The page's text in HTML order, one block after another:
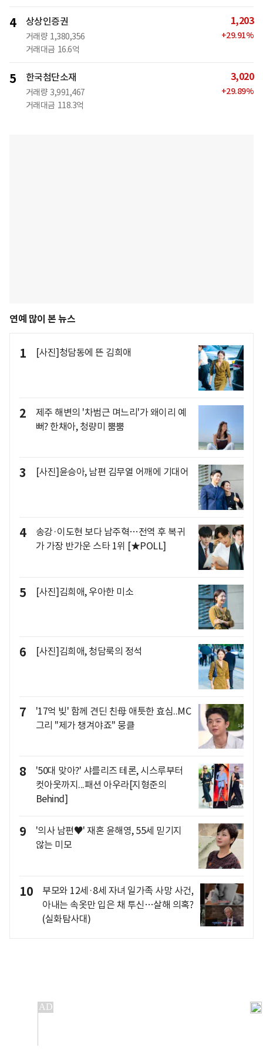
4 상상인증권
거래량 1,380,356
거래대금 16.6억
1,203
+29.91%
5 한국첨단소재
거래량 3,991,467
거래대금 118.3억
3,020
+29.89%
연예 많이 본 뉴스
1 [사진]청담동에 뜬 김희애
2
제주 해변의 '차범근 며느리'가 왜이리 예
뻐? 한채아, 청량미 뿜뿜
3 [사진]윤승아, 남편 김무열 어깨에 기대어
4
송강·이도현 보다 남주혁…전역 후 복귀
가 가장 반가운 스타 1위 [★POLL]
5 [사진]김희애, 우아한 미소
6 [사진]김희애, 청담룩의 정석
7
'17억 빚' 함께 견딘 친母 애틋한 효심..MC
그리 "제가 챙겨야죠" 뭉클
8
'50대 맞아?' 샤를리즈 테론, 시스루부터
컷아웃까지...패션 아우라[지형준의
Behind]
9
'의사 남편♥' 재혼 윤해영, 55세 믿기지
않는 미모
10
부모와 12세·8세 자녀 일가족 사망 사건,
아내는 속옷만 입은 채 투신…살해 의혹?
(실화탐사대)